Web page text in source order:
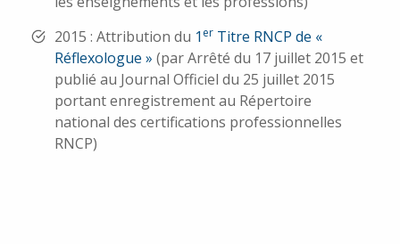
2015 : Attribution du 1 er Titre RNCP de «
Réflexologue » (par Arrêté du 17 juillet 2015 et
publié au Journal Officiel du 25 juillet 2015
portant enregistrement au Répertoire
national des certifications professionnelles
RNCP)